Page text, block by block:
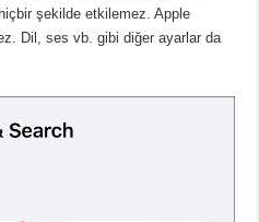
hiçbir şekilde etkilemez.Apple
Dil, ses vb. gibi diğer ayarlar da